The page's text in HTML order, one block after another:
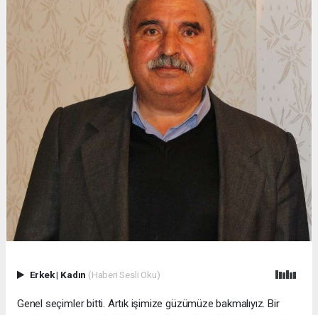
Erkek| Kadın (Haberi Sesli Oku)
Genel seçimler bitti. Artık işimize güzümüze bakmalıyız. Bir